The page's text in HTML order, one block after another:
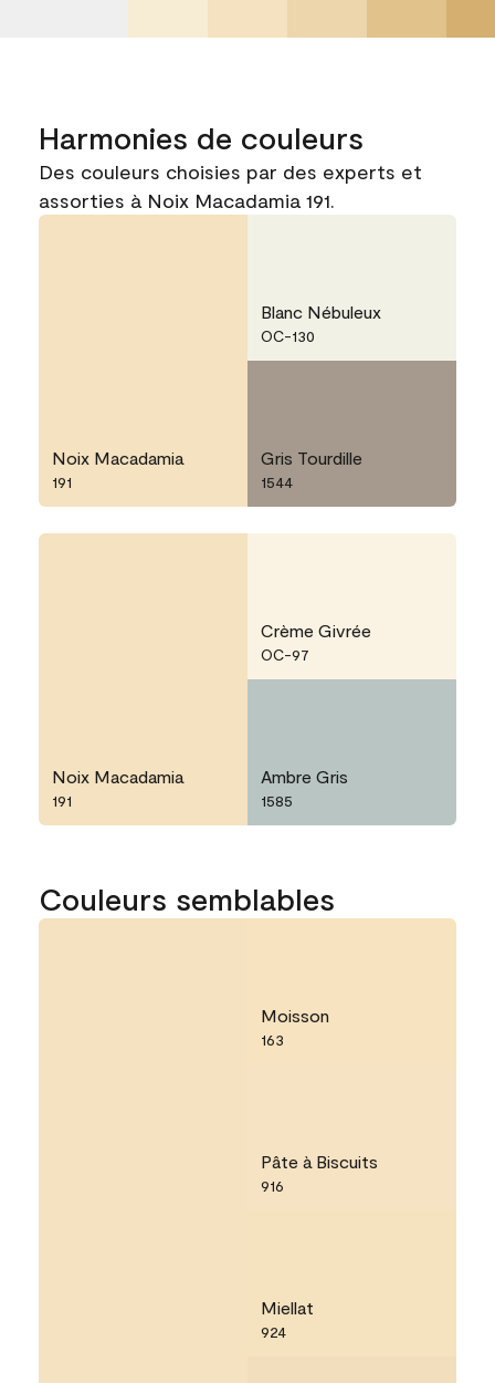
Harmonies de couleurs
Des couleurs choisies par des experts et
assorties à Noix Macadamia 191.
Noix Macadamia
191
Blanc Nébuleux
OC-130
Gris Tourdille
1544
Noix Macadamia
191
Crème Givrée
OC-97
Ambre Gris
1585
Couleurs semblables
Moisson
163
Pâte à Biscuits
916
Miellat
924